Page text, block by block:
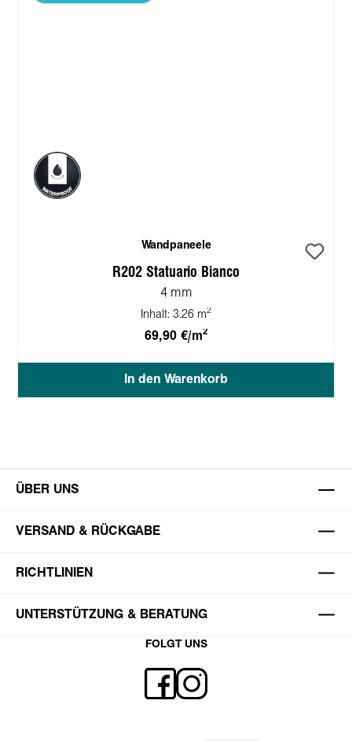
Wandpaneele
R202 Statuario Bianco
4 mm
Inhalt: 3.26 m2
69,90 €/m2
In den Warenkorb
ÜBER UNS
VERSAND & RÜCKGABE
RICHTLINIEN
UNTERSTÜTZUNG & BERATUNG
FOLGT UNS